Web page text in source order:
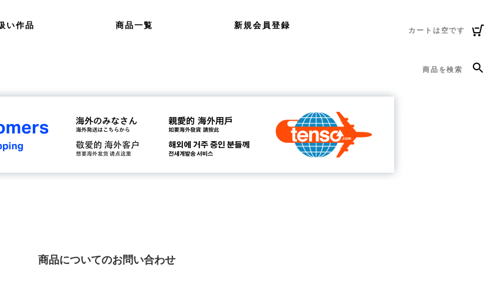
い作品 商品一覧 新規会員登録
カートは空です
商品を検索
商品についてのお問い合わせ